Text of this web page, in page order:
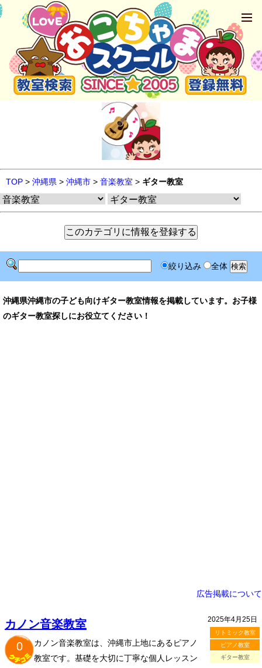
TOP > 沖縄県 > 沖縄市 > 音楽教室 > ギター教室
絞り込み 全体
沖縄県沖縄市の子ども向けギター教室情報を掲載しています。お子様
のギター教室探しにお役立てください！
広告掲載について
2025年4月25日
リトミック教室
ピアノ教室
ギター教室
カノン音楽教室
0
カノン音楽教室は、沖縄市上地にあるピアノ
教室です。基礎を大切に丁寧な個人レッスン